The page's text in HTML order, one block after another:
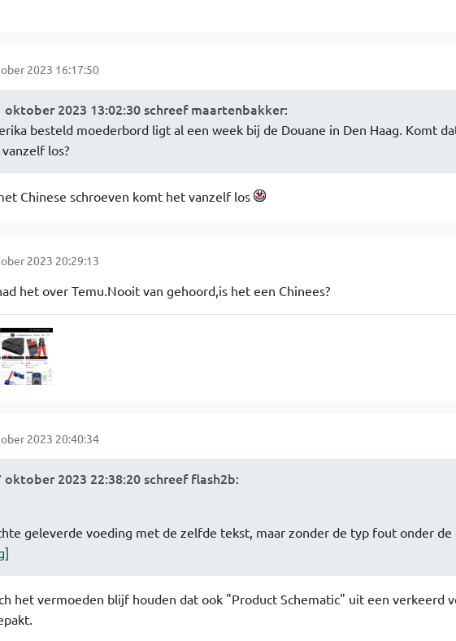
2023 16:17:50
oktober 2023 13:02:30 schreef maartenbakker:
besteld moederbord ligt al een week bij de Douane in Den Haag. Komt
los?
Chinese schroeven komt het vanzelf los
2023 20:29:13
het over Temu.Nooit van gehoord,is het een Chinees?
2023 20:40:34
oktober 2023 22:38:20 schreef flash2b:
geleverde voeding met de zelfde tekst, maar zonder de typ fout onder de
het vermoeden blijf houden dat ook "Product Schematic" uit een verkeerd